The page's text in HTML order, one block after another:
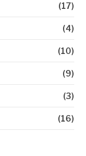
(17)
(4)
(10)
(9)
(3)
(16)